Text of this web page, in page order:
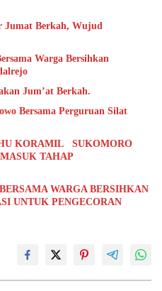
Jumat Berkah, Wujud
Warga Bersihkan
Jum’at Berkah.
Bersama Perguruan Silat
KORAMIL SUKOMORO
TAHAP
WARGA BERSIHKAN
UNTUK PENGECORAN